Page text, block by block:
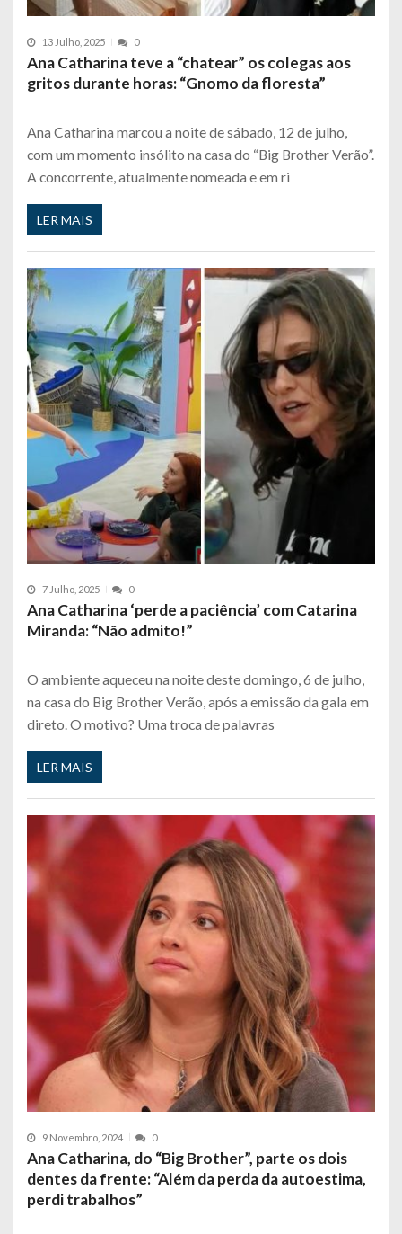
13 Julho, 2025 0
Ana Catharina teve a “chatear” os colegas aos
gritos durante horas: “Gnomo da floresta”
Ana Catharina marcou a noite de sábado, 12 de julho,
com um momento insólito na casa do “Big Brother Verão”.
A concorrente, atualmente nomeada e em ri
LER MAIS
7 Julho, 2025 0
Ana Catharina ‘perde a paciência’ com Catarina
Miranda: “Não admito!”
O ambiente aqueceu na noite deste domingo, 6 de julho,
na casa do Big Brother Verão, após a emissão da gala em
direto. O motivo? Uma troca de palavras
LER MAIS
9 Novembro, 2024 0
Ana Catharina, do “Big Brother”, parte os dois
dentes da frente: “Além da perda da autoestima,
perdi trabalhos”